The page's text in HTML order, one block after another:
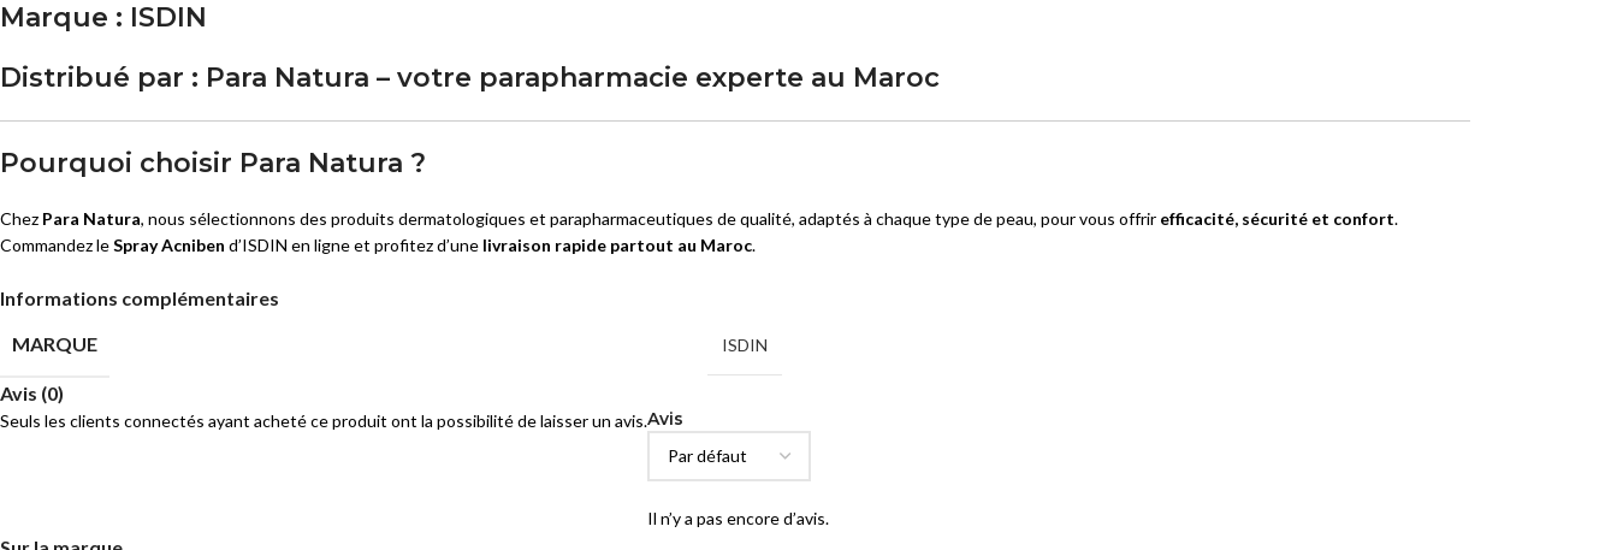
Marque : ISDIN
Distribué par : Para Natura – votre parapharmacie experte au Maroc
Pourquoi choisir Para Natura ?
Chez Para Natura, nous sélectionnons des produits dermatologiques et parapharmaceutiques de qualité, adaptés à chaque type de peau, pour vous offrir efficacité, sécurité et confort.
Commandez leSpray Acniben d’ISDIN en ligne et profitez d’une livraison rapide partout au Maroc.
Informations complémentaires
MARQUE
ISDIN
Avis (0)
Avis
Il n’y a pas encore d’avis.
Seuls les clients connectés ayant acheté ce produit ont la possibilité de laisser un avis.